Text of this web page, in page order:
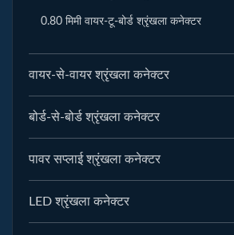
0.80 मिमी वायर-टू-बोर्ड श्रृंखला कनेक्टर
वायर-से-वायर श्रृंखला कनेक्टर
बोर्ड-से-बोर्ड श्रृंखला कनेक्टर
पावर सप्लाई श्रृंखला कनेक्टर
LED श्रृंखला कनेक्टर